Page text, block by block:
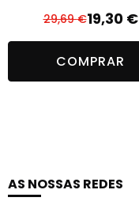
29,69€O
preço
original
era:
19,30 €
O
preço
atual
é:
COMPRAR
AS NOSSAS REDES